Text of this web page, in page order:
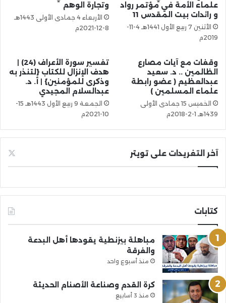
علماء الأمة في مؤتمر رواد
و رائدات بيت المقدس 11
الأثنين 7 ربيع الأول 1441هـ 4-11-
2019م
وتجارة الوهم
الأربعاء 4 جمادى الأولى 1443هـ
8-12-2021م
وقفات مع آيات مصارع
الظالمين .. د. سعيد
عبدالعظيم ( عضو رابطة
علماء المسلمين )
الخميس 15 جمادى الأولى
1439هـ 1-2-2018م
تفسير سورة الأعراف (24) |
هدف الإنزال للكتاب {لتنذر به
وذكرى للمؤمنين} | أ. د.
عبدالسلام المجيدي
الجمعة 9 ربيع الأول 1443هـ 15-
10-2021م
آخر التغريدات على تويتر
كتابات
مباهلة بيزنطية يقودها أهل البدعة
والفرقة
منذ أسبوع واحد
كرة القدم وصناعة الأصنام الحديثة
منذ 3 أسابيع